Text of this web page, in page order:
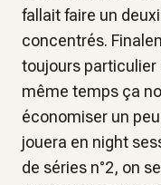
fallait faire un
concentrés.
toujours particulier
même temps ça
économiser un
jouera en night
de séries n°2, on